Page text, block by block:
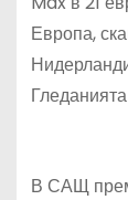
Европа,
В САЩ